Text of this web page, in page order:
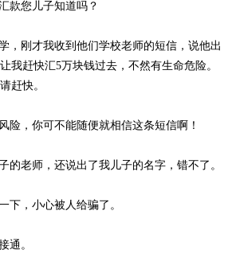
款您儿子知道吗？
，刚才我收到他们学校老师的短信，说他出
我赶快汇5万块钱过去，不然有生命危险。
赶快。
险，你可不能随便就相信这条短信啊！
的老师，还说出了我儿子的名字，错不了。
下，小心被人给骗了。
通。